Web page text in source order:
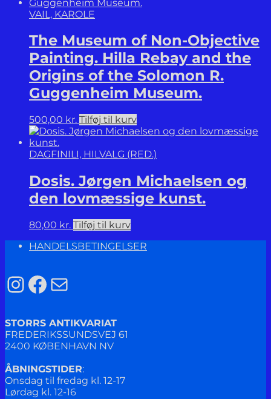
VAIL, KAROLE
The Museum of Non-Objective
Painting. Hilla Rebay and the
Origins of the Solomon R.
Guggenheim Museum.
500,00 kr. Tilføj til kurv
DAGFINILI, HILVALG (RED.)
Dosis. Jørgen Michaelsen og
den lovmæssige kunst.
80,00 kr. Tilføj til kurv
HANDELSBETINGELSER
Instagram
Facebook
Mail
STORRS ANTIKVARIAT
FREDERIKSSUNDSVEJ 61
2400 KØBENHAVN NV
ÅBNINGSTIDER:
Onsdag til fredag kl. 12-17
Lørdag kl. 12-16